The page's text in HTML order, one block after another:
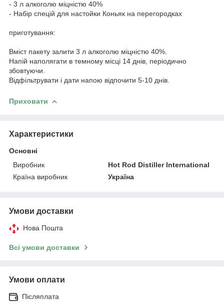
- 3 л алкоголю міцністю 40%
- Набір спецій для настойки Коньяк на перегородках
приготування:
Вміст пакету залити 3 л алкоголю міцністю 40%.
Напій наполягати в темному місці 14 днів, періодично
збовтуючи.
Відфільтрувати і дати напою відпочити 5-10 днів.
Приховати
Характеристики
Основні
Виробник
Hot Rod Distiller International
Країна виробник
Україна
Умови доставки
Нова Пошта
Всі умови доставки
Умови оплати
Післяплата